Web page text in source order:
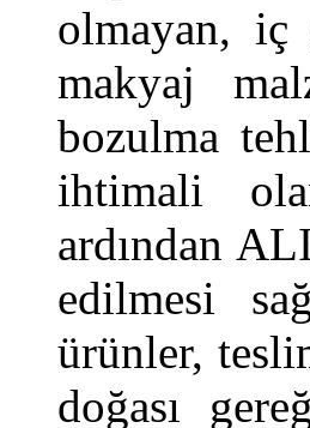
olmayan,
makyaj
bozulma
ihtimali
ardından
edilmesi
ürünler,
doğası